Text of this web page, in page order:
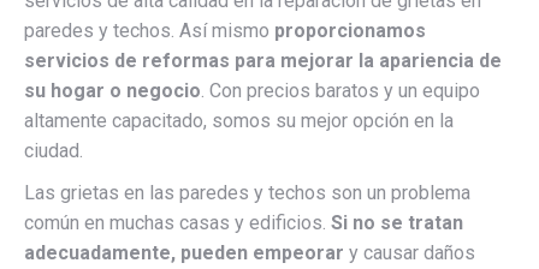
paredes y techos. Así mismo proporcionamos
servicios de reformas para mejorar la apariencia de
su hogar o negocio. Con precios baratos y un equipo
altamente capacitado, somos su mejor opción en la
ciudad.
Las grietas en las paredes y techos son un problema
común en muchas casas y edificios. Si no se tratan
adecuadamente, pueden empeorar y causar daños